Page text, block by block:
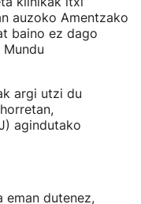
auzoko Amentzako
baino ez dago
argi utzi du
agindutako
eman dutenez,